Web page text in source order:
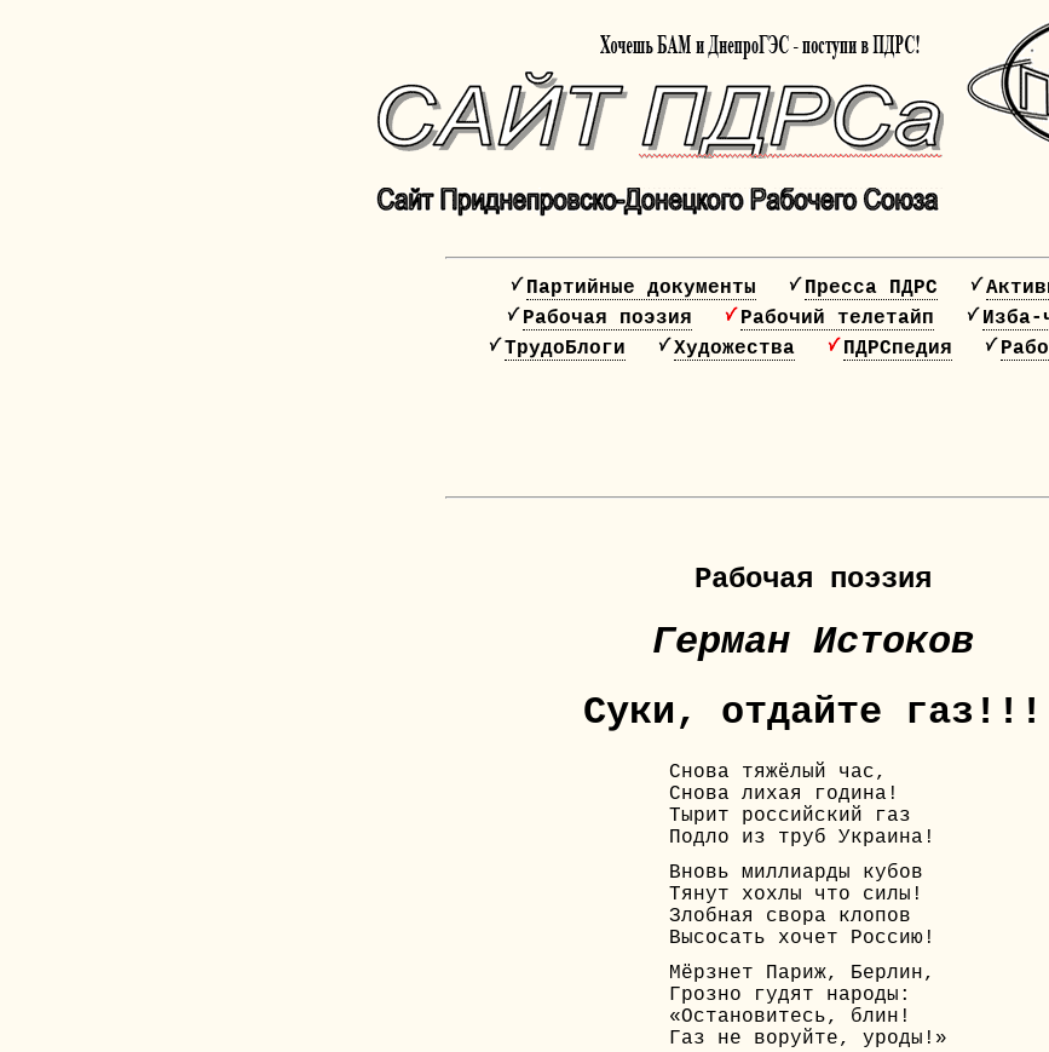
Партийные документы Пресса ПДРС
Рабочая поэзия
Рабочий телетайп
Изба-
ТрудоБлоги
Художества ПДРСпедия
Рабочая поэзия
Герман Истоков
Суки, отдайте газ!!!
Снова тяжёлый час,
Снова лихая година!
Тырит российский газ
Подло из труб Украина!
Вновь миллиарды кубов
Тянут хохлы что силы!
Злобная свора клопов
Высосать хочет Россию!
Мёрзнет Париж, Берлин,
Грозно гудят народы:
«Остановитесь, блин!
Газ не воруйте, уроды!»